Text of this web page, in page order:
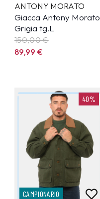
ANTONY MORATO
Giacca Antony Morato
Grigia tg.L
150,00 €
89,99€
40%
CAMPIONARIO